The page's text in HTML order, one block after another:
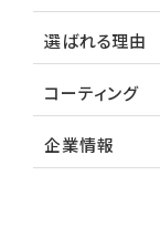
選ばれる理由
コーティング
企業情報